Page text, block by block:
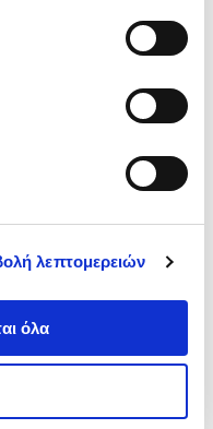
συλλέξει σε σχέση με
τους.
λεπτομερειών
όλα